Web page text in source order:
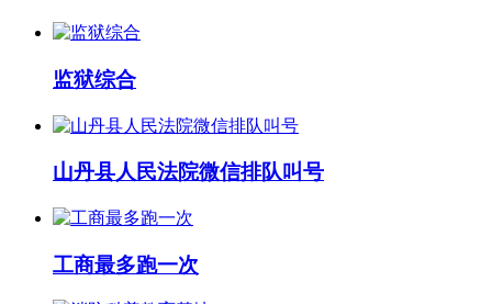
监狱综合
山丹县人民法院微信排队叫号
工商最多跑一次